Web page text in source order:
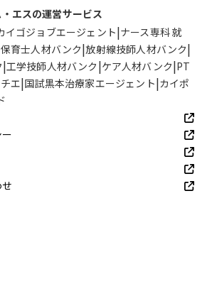
エスの運営サービス
イゴジョブエージェント ナース専科 就
保育士人材バンク 放射線技師人材バンク
工学技師人材バンク ケア人材バンク PT
エ 国試黒本治療家エージェント カイポ